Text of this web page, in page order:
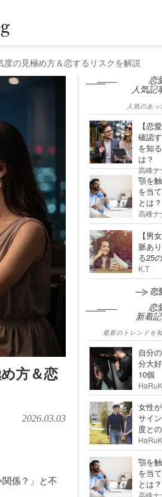
の見極め方＆恋するリスクを解説
方＆恋
2026.03.03
係？」と不
恋
人気記
人気のあ
【恋
確認
を知
は？
高峰ナ
顎を
を当
とは？
高峰ナ
【男
脈あ
る25
K.T
恋
恋
新着
最新のトレンドを
自分
分大
10個
女性
サイ
度と
顎を
を当
とは？